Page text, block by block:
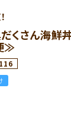
くさん海鮮
≫